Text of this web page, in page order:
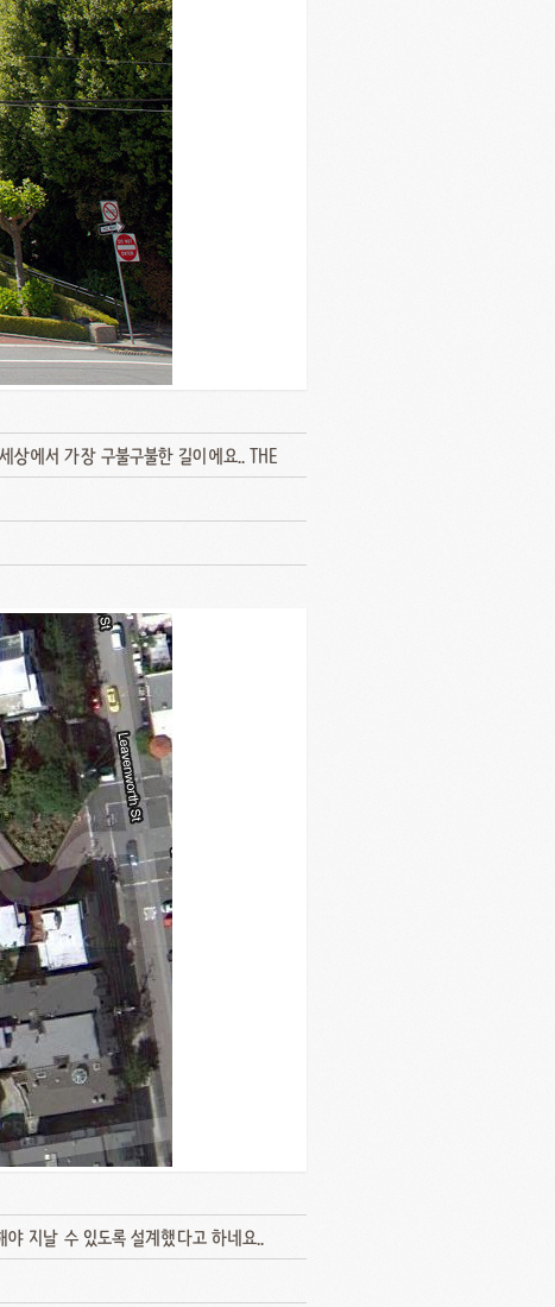
상에서 가장 구불구불한 길이에요.. THE
야 지날 수 있도록 설계했다고 하네요..